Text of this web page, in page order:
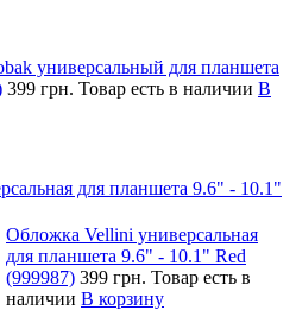
универсальный для планшета
399 грн. Товар есть в наличии В
для планшета 9.6" - 10.1"
Обложка Vellini универсальная
для планшета 9.6" - 10.1" Red
(999987) 399 грн. Товар есть в
наличии В корзину